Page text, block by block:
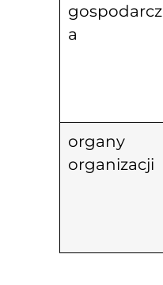
gospodarcz
a
organy
organizacji